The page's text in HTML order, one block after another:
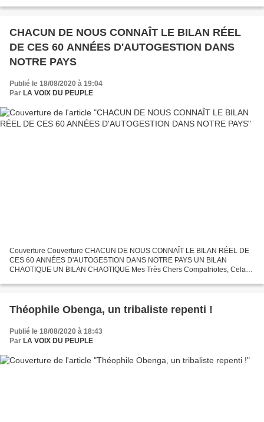
CHACUN DE NOUS CONNAÎT LE BILAN RÉEL
DE CES 60 ANNÉES D'AUTOGESTION DANS
NOTRE PAYS
Publié le 18/08/2020 à 19:04
Par LA VOIX DU PEUPLE
Couverture Couverture CHACUN DE NOUS CONNAÎT LE BILAN RÉEL DE
CES 60 ANNÉES D'AUTOGESTION DANS NOTRE PAYS UN BILAN
CHAOTIQUE UN BILAN CHAOTIQUE Mes Très Chers Compatriotes, Cela
comme...
Théophile Obenga, un tribaliste repenti !
Publié le 18/08/2020 à 18:43
Par LA VOIX DU PEUPLE